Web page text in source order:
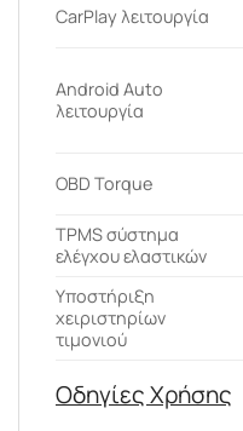
CarPlay λειτουργία
Android Auto
λειτουργία
OBD Torque
ΤPMS σύστημα
ελέγχου ελαστικών
Υποστήριξη
χειριστηρίων
τιμονιού
Οδηγίες Χρήσης